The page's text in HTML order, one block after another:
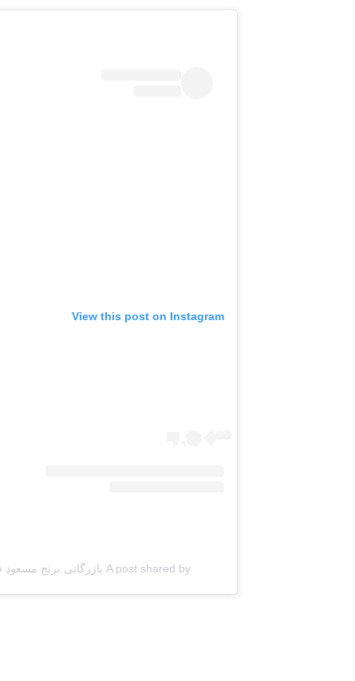
View this post on Instagram
A post shared by بازرگانی برنج مسعود فریدونکنار (@berenj_masoud)